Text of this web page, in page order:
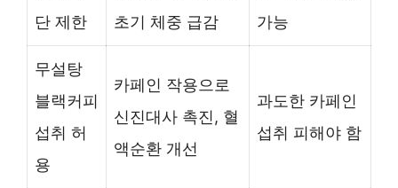
단 제한
초기 체중 급감
가능
무설탕
블랙커피
섭취 허
용
카페인 작용으로
신진대사 촉진, 혈
액순환 개선
과도한 카페인
섭취 피해야 함